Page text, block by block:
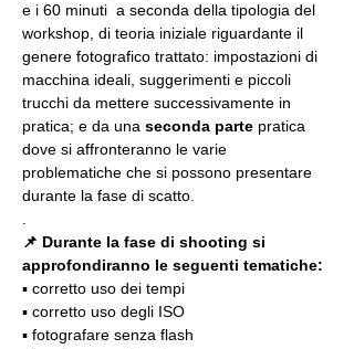
e i 60 minuti  a seconda della tipologia del
workshop, di teoria iniziale riguardante il
genere fotografico trattato: impostazioni di
macchina ideali, suggerimenti e piccoli
trucchi da mettere successivamente in
pratica; e da una seconda parte pratica
dove si affronteranno le varie
problematiche che si possono presentare
durante la fase di scatto.
📌 Durante la fase di shooting si
approfondiranno le seguenti tematiche:
▪️ corretto uso dei tempi
▪️ corretto uso degli ISO
▪️ fotografare senza flash